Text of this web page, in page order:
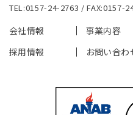
TEL:0157-24-2763 / FAX:0157-
会社情報 事業内容
採用情報
お問い合わ